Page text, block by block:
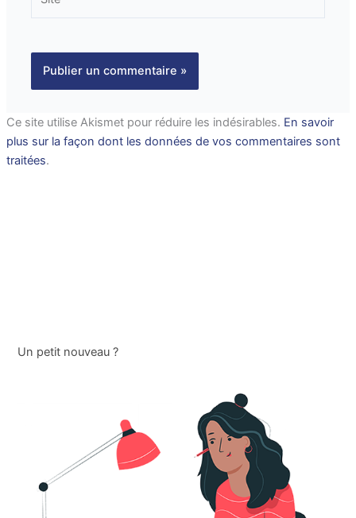
Ce site utilise Akismet pour réduire les indésirables. En savoir
plus sur la façon dont les données de vos commentaires sont
traitées.
Un petit nouveau ?